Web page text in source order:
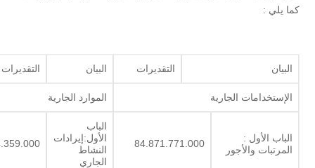
كما يلي :
البيان التقديرات البيان التقديرات
الإستخدامات الجارية الموارد الجارية
الباب الأول :
المرتبات والأجور
84.871.771.000
الباب
الأول:إيرادات
النشاط
الجاري